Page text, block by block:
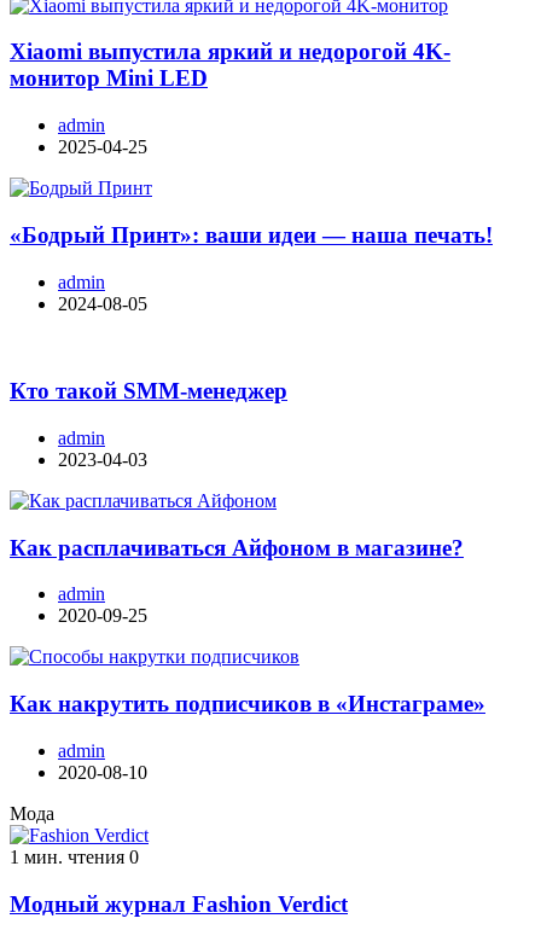
Xiaomi выпустила яркий и недорогой 4K-
монитор Mini LED
admin
2025-04-25
«Бодрый Принт»: ваши идеи — наша печать!
admin
2024-08-05
Кто такой SMM-менеджер
admin
2023-04-03
Как расплачиваться Айфоном в магазине?
admin
2020-09-25
Как накрутить подписчиков в «Инстаграме»
admin
2020-08-10
Мода
1 мин. чтения 0
Модный журнал Fashion Verdict